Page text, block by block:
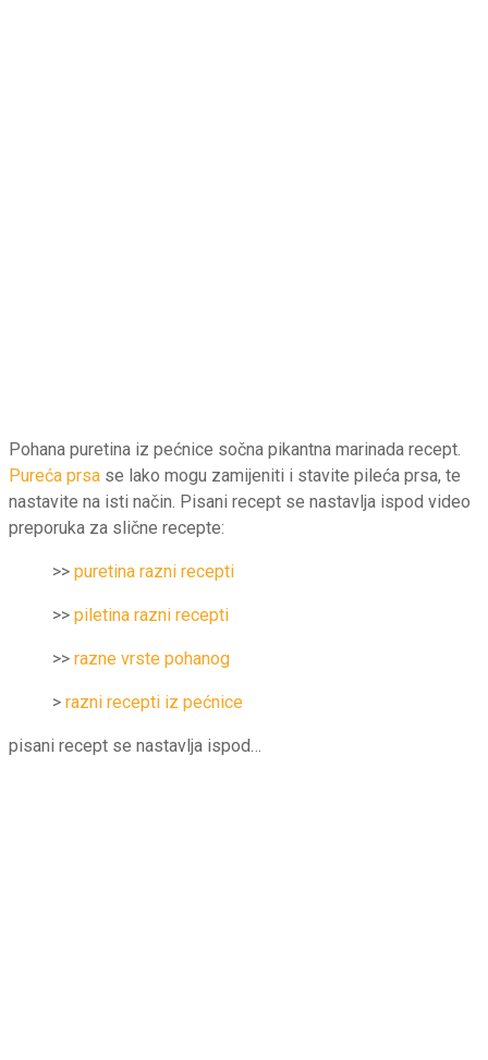
Pohana puretina iz pećnice sočna pikantna marinada recept.
Pureća prsa se lako mogu zamijeniti i stavite pileća prsa, te
nastavite na isti način. Pisani recept se nastavlja ispod video
preporuka za slične recepte:
>> puretina razni recepti
>> piletina razni recepti
>> razne vrste pohanog
> razni recepti iz pećnice
pisani recept se nastavlja ispod…